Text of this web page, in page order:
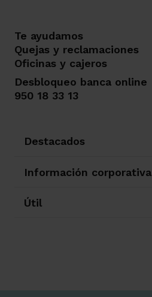
Te ayudamos
Quejas y reclamaciones
Oficinas y cajeros
Desbloqueo banca online
950 18 33 13
Destacados
Información corporativa
Útil